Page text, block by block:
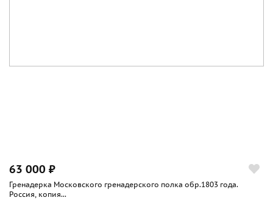
63 000 ₽
Гренадерка Московского гренадерского полка обр.1803 года.
Россия, копия...